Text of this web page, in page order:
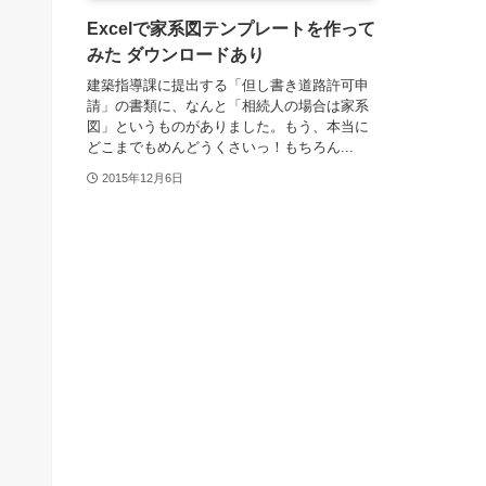
Excelで家系図テンプレートを作って
みた ダウンロードあり
建築指導課に提出する「但し書き道路許可申
請」の書類に、なんと「相続人の場合は家系
図」というものがありました。もう、本当に
どこまでもめんどうくさいっ！もちろん...
2015年12月6日